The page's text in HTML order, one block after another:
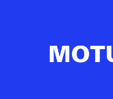
contenuto